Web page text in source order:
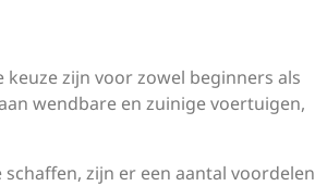
zijn voor zowel beginners als
wendbare en zuinige voertuigen,
zijn er een aantal voordelen